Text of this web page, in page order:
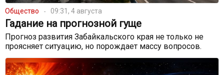
Общество 09:31, 4 августа
Гадание на прогнозной гуще
Прогноз развития Забайкальского края не только не
проясняет ситуацию, но порождает массу вопросов.